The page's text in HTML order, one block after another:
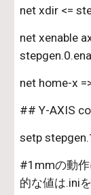
net xdir <=
net xenable
net home-x
## Y-AXIS
setp
#1mmの動
的な値は.ini